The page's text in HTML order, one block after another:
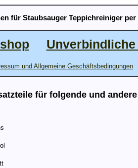
für Staubsauger Teppichreiniger per
und Allgemeine Geschäftsbedingungen
für folgende und